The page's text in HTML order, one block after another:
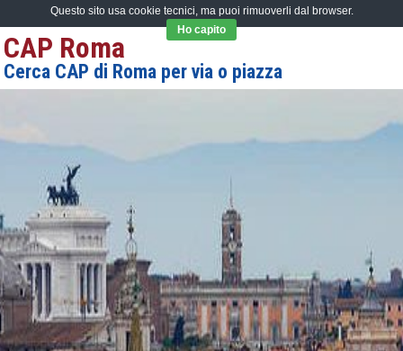
CAP Roma
Cerca CAP di Roma per via o piazza
Questo sito usa cookie tecnici, ma puoi rimuoverli dal browser.
Ho capito